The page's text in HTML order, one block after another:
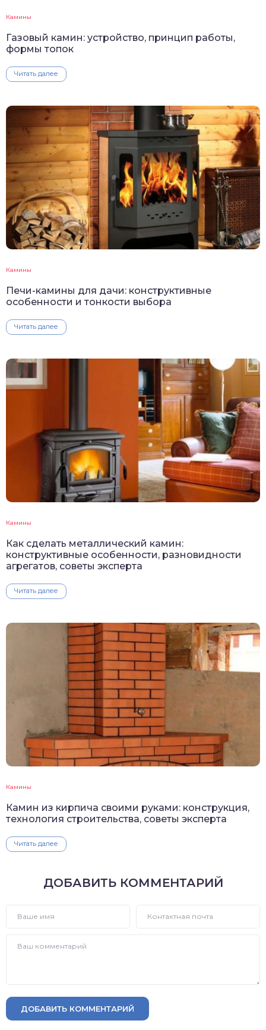
Камины
Газовый камин: устройство, принцип работы,
формы топок
Читать далее
Камины
Печи-камины для дачи: конструктивные
особенности и тонкости выбора
Читать далее
Камины
Как сделать металлический камин:
конструктивные особенности, разновидности
агрегатов, советы эксперта
Читать далее
Камины
Камин из кирпича своими руками: конструкция,
технология строительства, советы эксперта
Читать далее
ДОБАВИТЬ КОММЕНТАРИЙ
ДОБАВИТЬ КОММЕНТАРИЙ